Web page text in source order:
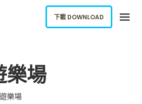
載應用
樂場
樂場
下載 DOWNLOAD